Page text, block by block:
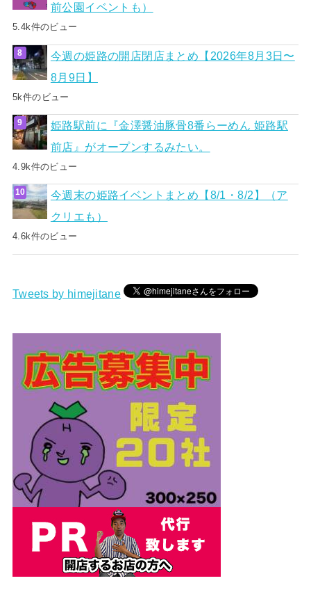
前公園イベントも）
5.4k件のビュー
今週の姫路の開店閉店まとめ【2026年8月3日〜
8月9日】
5k件のビュー
姫路駅前に『金澤醤油豚骨8番らーめん 姫路駅
前店』がオープンするみたい。
4.9k件のビュー
今週末の姫路イベントまとめ【8/1・8/2】（ア
クリエも）
4.6k件のビュー
Tweets by himejitane